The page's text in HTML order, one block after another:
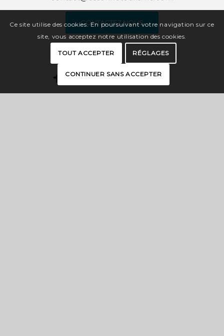
CONTACTEZ NOUS
CARTE INTERACTIVE
Ce site utilise des cookies. En poursuivant votre navigation sur ce
site, vous acceptez notre utilisation des cookies.
TOUT ACCEPTER RÉGLAGES
CONTINUER SANS ACCEPTER